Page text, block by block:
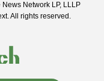
Network LP, LLLP
All rights reserved.